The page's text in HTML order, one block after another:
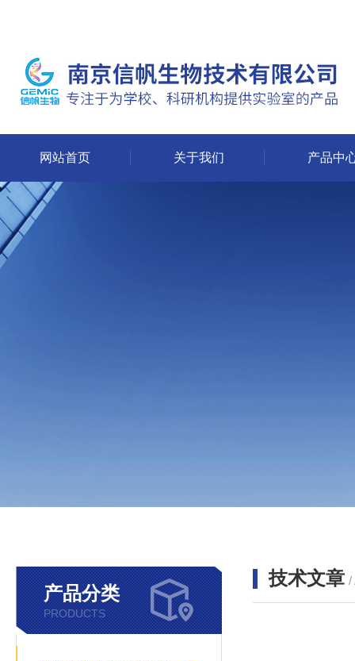
网站首页 关于我们 产品中
产品分类
PRODUCTS
技术文章 /